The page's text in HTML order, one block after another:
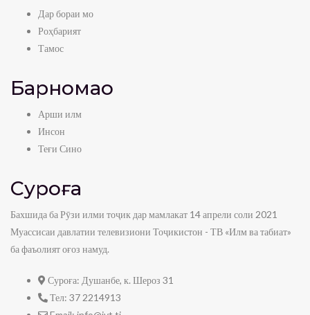
Дар бораи мо
Роҳбарият
Тамос
Барномаҳо
Арши илм
Инсон
Теғи Сино
Суроға
Бахшида ба Рӯзи илми тоҷик дар мамлакат 14 апрели соли 2021
Муассисаи давлатии телевизиони Тоҷикистон - ТВ «Илм ва табиат»
ба фаъолият оғоз намуд.
Суроға: Душанбе, к. Шероз 31
Тел: 37 2214913